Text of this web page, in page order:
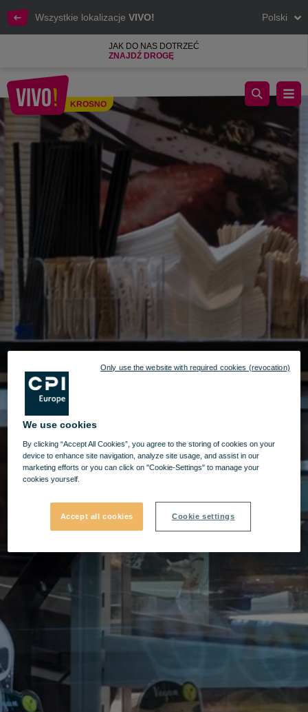
Wszystkie lokalizacje VIVO! Polski
JAK DO NAS DOTRZEĆ
ZNAJDŹ DROGĘ
Krosno
KROSNO
Najlepsze lody, desery, sorbety, koktajle
We use cookies
By clicking “Accept All Cookies”, you agree to the storing of cookies on your
device to enhance site navigation, analyze site usage, and assist in our
marketing efforts or you can click on "Cookie-Settings" to manage your
cookies yourself.
Accept all cookies Cookie settings
Only use the website with required cookies (revocation)